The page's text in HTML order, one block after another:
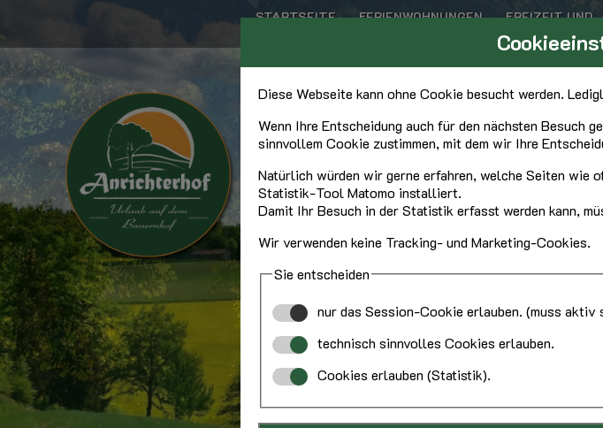
Diese Webseite kann ohne Cookie besucht werden.
Wenn Ihre Entscheidung auch für den nächsten Besuch
sinnvollem Cookie zustimmen, mit dem wir Ihre
Natürlich würden wir gerne erfahren, welche Seiten wie
Statistik-Tool Matomo installiert.
Damit Ihr Besuch in der Statistik erfasst werden kann,
Wir verwenden keine Tracking- und Marketing-Cookies.
Sie entscheiden
nur das Session-Cookie erlauben. (muss aktiv
technisch sinnvolles Cookies erlauben.
Cookies erlauben (Statistik).
STARTSEITE FERIENWOHNUNGEN FREIZEIT UND